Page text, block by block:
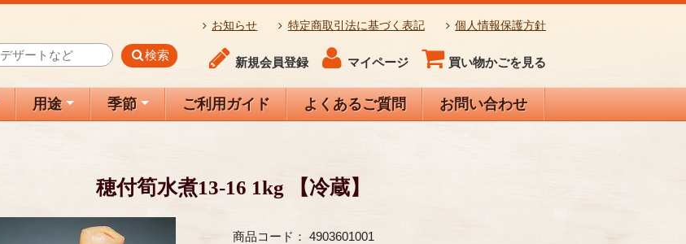
検索
お知らせ 特定商取引法に基づく表記 個人情報保護方針
新規会員登録 マイページ 買い物かごを見る
用途 季節 ご利用ガイド よくあるご質問 お問い合わせ
穂付筍水煮13-16 1kg 【冷蔵】
商品コード： 4903601001